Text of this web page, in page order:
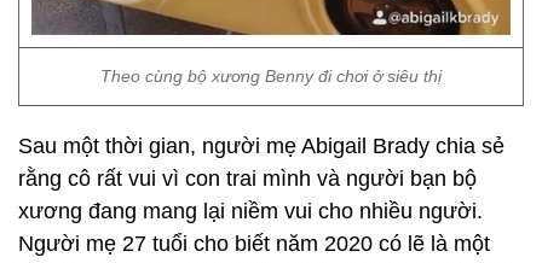
Theo cùng bộ xương Benny đi chơi ở siêu thị
Sau một thời gian, người mẹ Abigail Brady chia sẻ
rằng cô rất vui vì con trai mình và người bạn bộ
xương đang mang lại niềm vui cho nhiều người.
Người mẹ 27 tuổi cho biết năm 2020 có lẽ là một